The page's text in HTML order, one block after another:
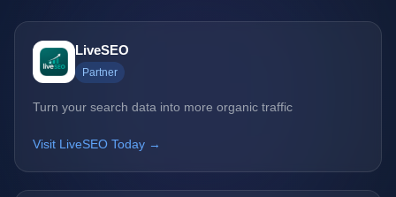
LiveSEO
Partner
Turn your search data into more organic traffic
Visit LiveSEO Today →